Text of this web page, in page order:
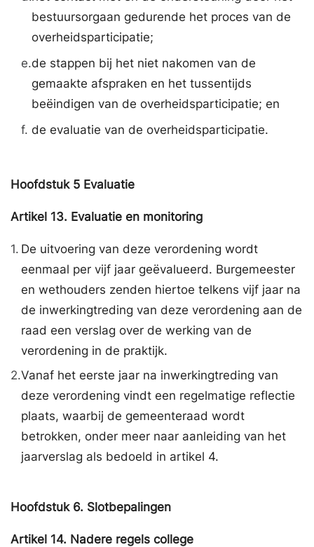
bestuursorgaan gedurende het proces van de
overheidsparticipatie;
e.de stappen bij het niet nakomen van de
gemaakte afspraken en het tussentijds
beëindigen van de overheidsparticipatie; en
f. de evaluatie van de overheidsparticipatie.
Hoofdstuk 5 Evaluatie
Artikel 13. Evaluatie en monitoring
1. De uitvoering van deze verordening wordt
eenmaal per vijf jaar geëvalueerd. Burgemeester
en wethouders zenden hiertoe telkens vijf jaar na
de inwerkingtreding van deze verordening aan de
raad een verslag over de werking van de
verordening in de praktijk.
2.Vanaf het eerste jaar na inwerkingtreding van
deze verordening vindt een regelmatige reflectie
plaats, waarbij de gemeenteraad wordt
betrokken, onder meer naar aanleiding van het
jaarverslag als bedoeld in artikel 4.
Hoofdstuk 6. Slotbepalingen
Artikel 14. Nadere regels college